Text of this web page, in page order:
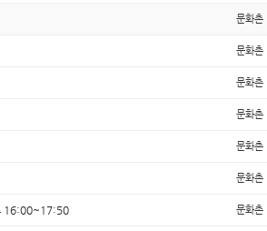
문화촌
문화촌
문화촌
문화촌
문화촌
문화촌
16:00~17:50 문화촌